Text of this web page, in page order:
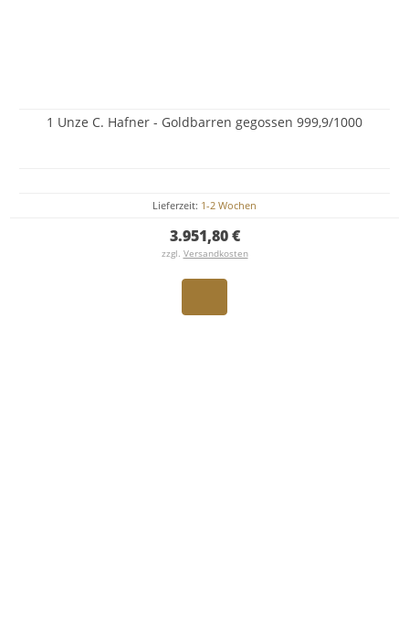
1 Unze C. Hafner - Goldbarren gegossen 999,9/1000
Lieferzeit: 1-2 Wochen
3.951,80 €
zzgl. Versandkosten